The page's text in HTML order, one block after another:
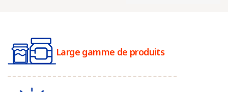
Large gamme de produits